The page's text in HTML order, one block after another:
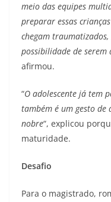
meio das equipes
preparar essas
chegam
possibilidade de
afirmou.
“O adolescente já tem
também é um gesto
nobre“, explicou
maturidade.
Desafio
Para o magistrado,